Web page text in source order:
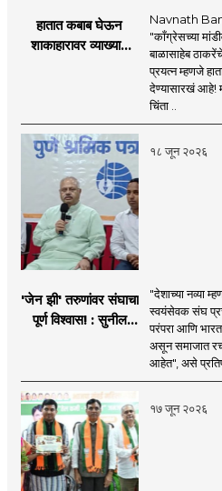
हातात कबाब घेऊन
शाकाहारावर व्याख्यान
Navnath
"काँग्रेसच्या
बाळासाहेब
प्रयत्न म्हणजे
देण्यासारखं आहे!
चिंता ..
१८ जून २०२६
'जेन झी' तरुणांवर संघाचा
पूर्ण विश्वास! : सुनील
"देशाच्या नव्या
स्वयंसेवक संघ
परंपरा आणि
असून समाजात
आहेत", असे
१७ जून २०२६